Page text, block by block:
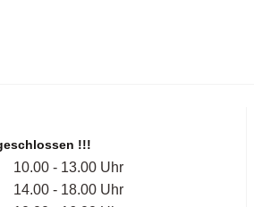
!!!
10.00 - 13.00 Uhr
14.00 - 18.00 Uhr